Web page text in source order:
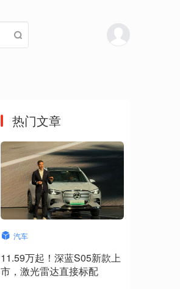
热门文章
汽车
11.59万起！深蓝S05新款上
市，激光雷达直接标配